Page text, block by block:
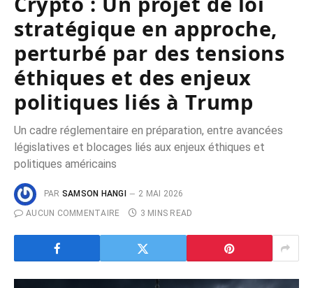
stratégique en approche,
perturbé par des tensions
éthiques et des enjeux
politiques liés à Trump
Un cadre réglementaire en préparation, entre avancées
législatives et blocages liés aux enjeux éthiques et
politiques américains
PAR SAMSON HANGI
2 MAI 2026
AUCUN COMMENTAIRE
3 MINS READ